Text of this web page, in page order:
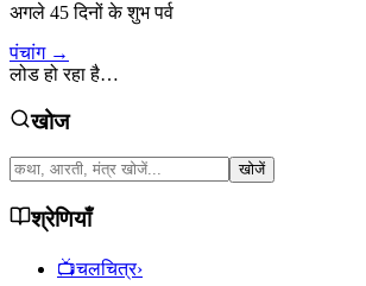
अगले 45 दिनों के शुभ पर्व
पंचांग →
लोड हो रहा है…
खोज
खोजें
श्रेणियाँ
📺चलचित्र›